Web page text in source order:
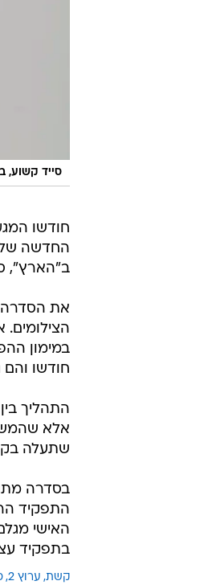
סייד קשוע,
החדשה של
ב"הארץ",
את הסדרה
במימון
חודשו
התהליך
אלא
שתעלה
בסדרה
התפקיד
האישי
בתפקיד
קשת ערוץ 2